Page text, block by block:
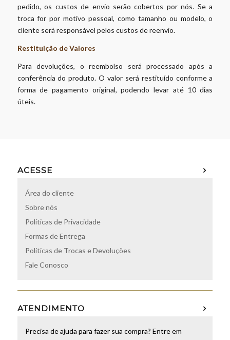
pedido, os custos de envio serão cobertos por nós. Se a
troca for por motivo pessoal, como tamanho ou modelo, o
cliente será responsável pelos custos de reenvio.
Restituição de Valores
Para devoluções, o reembolso será processado após a
conferência do produto. O valor será restituído conforme a
forma de pagamento original, podendo levar até 10 dias
úteis.
ACESSE
Área do cliente
Sobre nós
Políticas de Privacidade
Formas de Entrega
Políticas de Trocas e Devoluções
Fale Conosco
ATENDIMENTO
Precisa de ajuda para fazer sua compra? Entre em